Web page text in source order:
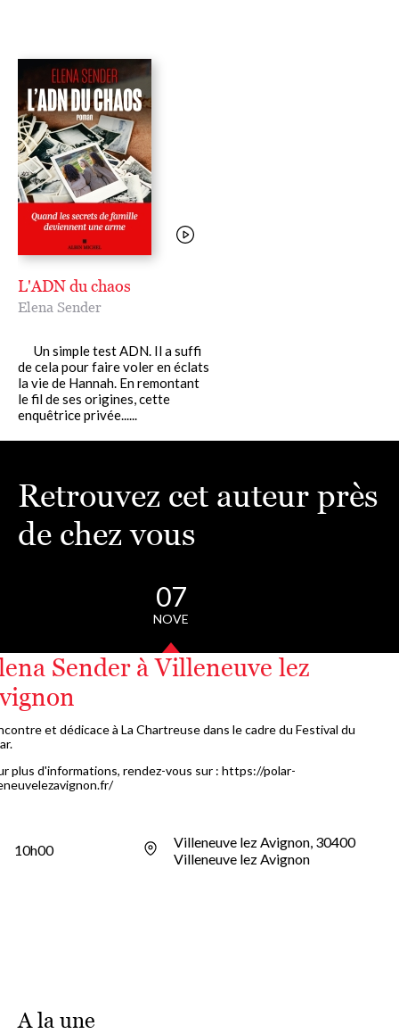
L'ADN du chaos
Elena Sender
Un simple test ADN. Il a suffi
de cela pour faire voler en éclats
la vie de Hannah. En remontant
le fil de ses origines, cette
enquêtrice privée......
Retrouvez cet auteur près
de chez vous
07
NOVE
Sender à Villeneuve lez
et dédicace à La Chartreuse dans le cadre du Festival du
plus d'informations, rendez-vous sur : https://polar-
10h00
Villeneuve lez Avignon, 30400
Villeneuve lez Avignon
A la une